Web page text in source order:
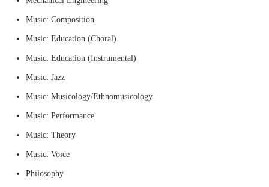
Music: Composition
Music: Education (Choral)
Music: Education (Instrumental)
Music: Jazz
Music: Musicology/Ethnomusicology
Music: Performance
Music: Theory
Music: Voice
Philosophy